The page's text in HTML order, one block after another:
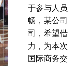
于参与人
畅，某公
司，希望
力，为本
国际商务